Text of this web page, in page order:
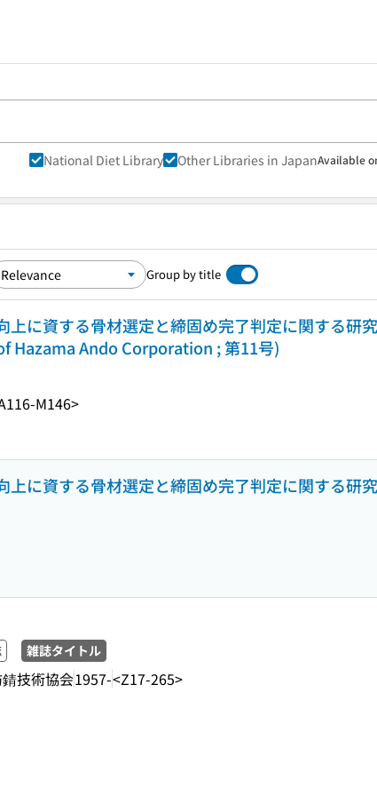
National Diet Library Other Libraries in JapanAvailable
Group by title
上に資する骨材選定と締固め完了判定に関する研
Hazama Ando Corporation ; 第11号)
M146>
上に資する骨材選定と締固め完了判定に関する研究
雑誌タイトル
技術協会1957-<Z17-265>